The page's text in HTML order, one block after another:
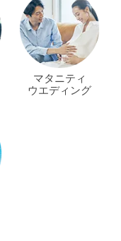
マタニティ
ウエディング